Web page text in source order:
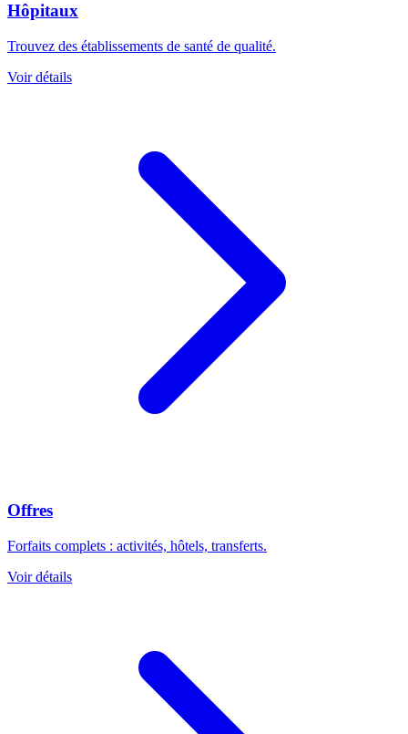
Hôpitaux
Trouvez des établissements de santé de qualité.
Voir détails
Offres
Forfaits complets : activités, hôtels, transferts.
Voir détails